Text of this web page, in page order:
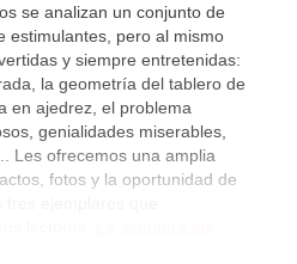
se analizan un conjunto de
estimulantes, pero al mismo
y siempre entretenidas:
la geometría del tablero de
en ajedrez, el problema
genialidades miserables,
Les ofrecemos una amplia
fotos y la oportunidad de